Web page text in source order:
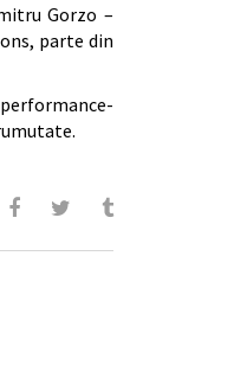
Gorzo –
parte din